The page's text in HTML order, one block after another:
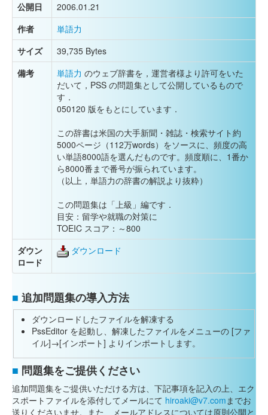
公開日
2006.01.21
作者
単語力
サイズ
39,735 Bytes
備考
単語力 のウェブ辞書を，運営者様より許可をいた
だいて，PSS の問題集として公開しているもので
す．
050120 版をもとにしています．
この辞書は米国の大手新聞・雑誌・検索サイト約
5000ページ（112万words）をソースに、頻度の高
い単語8000語を選んだものです。頻度順に、1番か
ら8000番まで番号が振られています。
（以上，単語力の辞書の解説より抜粋）
この問題集は「上級」編です．
目安：留学や就職の対策に
TOEIC スコア：～800
ダウン
ロード
ダウンロード
■ 追加問題集の導入方法
ダウンロードしたファイルを解凍する
PssEditor を起動し、解凍したファイルをメニューの [ファ
イル]→[インポート] よりインポートします。
■ 問題集をご提供ください
追加問題集をご提供いただける方は、下記事項を記入の上、エク
スポートファイルを添付してメールにて hiroaki@v7.comまでお
送りくださいませ。また、メールアドレスについては原則公開と